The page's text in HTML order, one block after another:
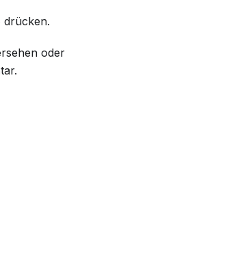
drücken.
oder